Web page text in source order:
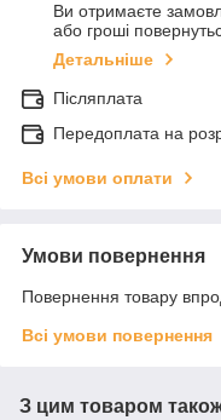
Ви отримаєте
або гроші
Детальніше
Післяплата
Передоплата на
Всі умови оплати
Умови повернення
Повернення товару
Всі умови повернення
З цим товаром